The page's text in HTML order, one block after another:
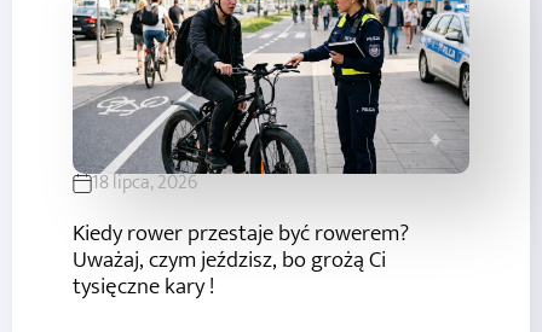
18 lipca, 2026
Kiedy rower przestaje być rowerem?
Uważaj, czym jeździsz, bo grożą Ci
tysięczne kary !